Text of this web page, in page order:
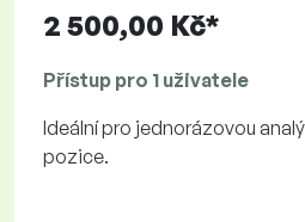
2 500,00 Kč*
Přístup pro 1 uživatele
Ideální pro jednorázovou
pozice.